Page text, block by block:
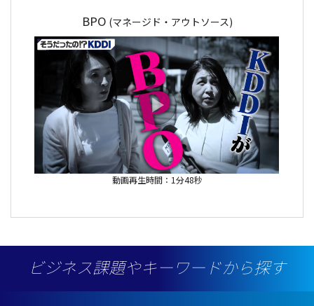
BPO (マネージド・アウトソース)
動画再生時間：1分48秒
ビジネス課題やキーワードから探す